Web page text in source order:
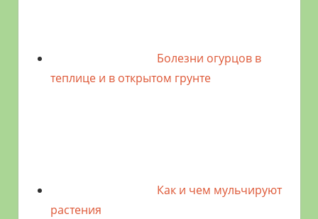
Болезни огурцов в
теплице и в открытом грунте
Как и чем мульчируют
растения